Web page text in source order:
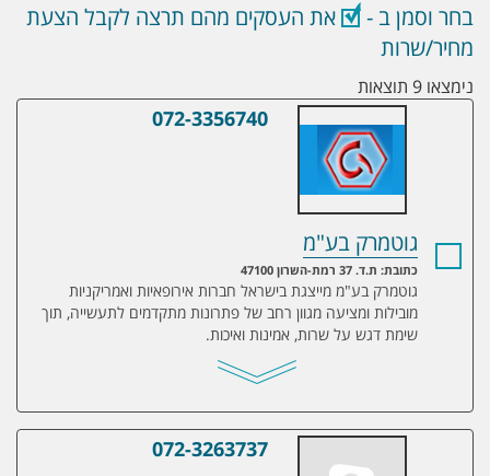
בחר וסמן ב -
את העסקים מהם תרצה לקבל הצעת
מחיר/שרות
נימצאו 9 תוצאות
גוטמרק בע"מ
072-3356740
גוטמרק בע"מ
כתובת: ת.ד. 37 רמת-השרון 47100
גוטמרק בע"מ מייצגת בישראל חברות אירופאיות ואמריקניות
מובילות ומציעה מגוון רחב של פתרונות מתקדמים לתעשייה, תוך
שימת דגש על שרות, אמינות ואיכות.
דלטא אי. אס
072-3263737